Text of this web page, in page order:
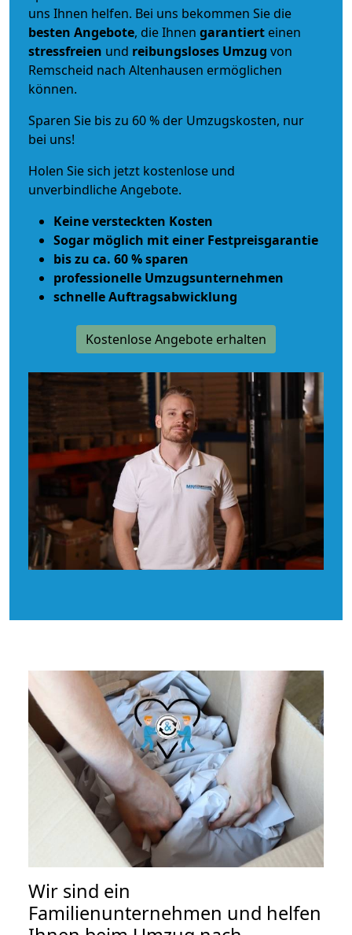
uns Ihnen helfen. Bei uns bekommen Sie die
besten Angebote, die Ihnen garantiert einen
stressfreien und reibungsloses Umzug von
Remscheid nach Altenhausen ermöglichen
können.
Sparen Sie bis zu 60 % der Umzugskosten, nur
bei uns!
Holen Sie sich jetzt kostenlose und
unverbindliche Angebote.
Keine versteckten Kosten
Sogar möglich mit einer Festpreisgarantie
bis zu ca. 60 % sparen
professionelle Umzugsunternehmen
schnelle Auftragsabwicklung
Kostenlose Angebote erhalten
Wir sind ein
Familienunternehmen und helfen